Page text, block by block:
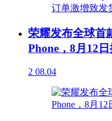
荣耀发布全球首
Phone，8月12
2 08.04